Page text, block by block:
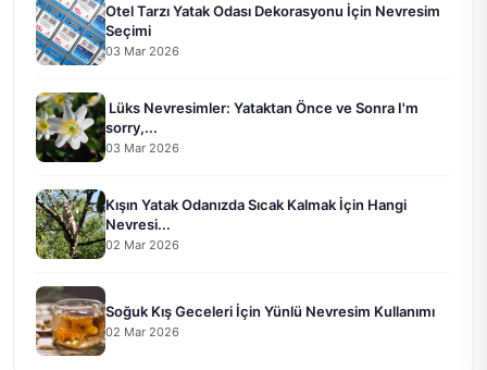
Otel Tarzı Yatak Odası Dekorasyonu İçin Nevresim
Seçimi
03 Mar 2026
Lüks Nevresimler: Yataktan Önce ve Sonra I'm
sorry,...
03 Mar 2026
Kışın Yatak Odanızda Sıcak Kalmak İçin Hangi
Nevresi...
02 Mar 2026
Soğuk Kış Geceleri İçin Yünlü Nevresim Kullanımı
02 Mar 2026